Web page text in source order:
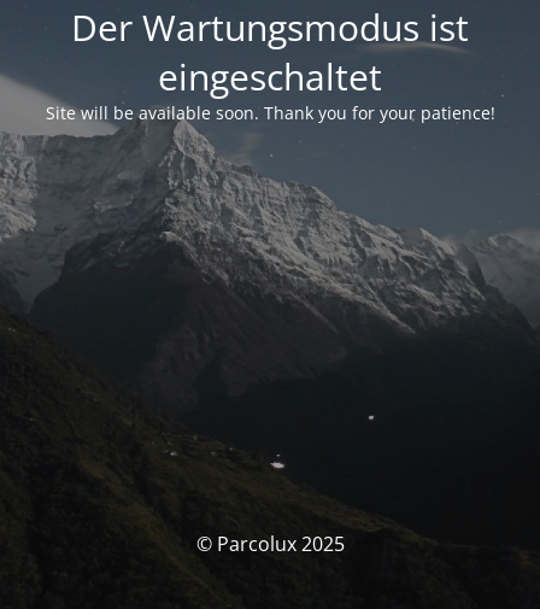
Der Wartungsmodus ist
eingeschaltet
Site will be available soon. Thank you for your patience!
© Parcolux 2025